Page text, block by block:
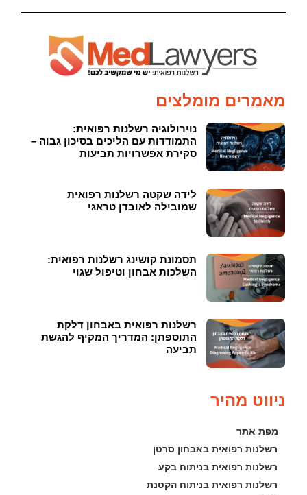
מאמרים מומלצים
נוירולוגיה רשלנות רפואית:
התמודדות עם הליכים בסיכון גבוה –
סקירת אפשרויות תביעות
לידה שקטה רשלנות רפואית
שמובילה לאובדן טראגי
תסמונת קושינג רשלנות רפואית:
השלכות אבחון וטיפול שגוי
רשלנות רפואית באבחון דלקת
התוספתן: המדריך המקיף להגשת
תביעה
ניווט מהיר
מפת אתר
רשלנות רפואית באבחון סרטן
רשלנות רפואית בניתוח בקע
רשלנות רפואית בניתוח הקטנת